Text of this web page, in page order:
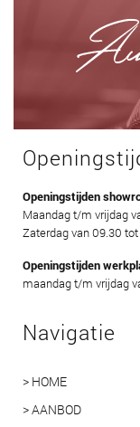
Openingstijden
Maandag t/m vrijdag
Zaterdag van 09.30
Openingstijden
maandag t/m vrijdag
Navigatie
> HOME
> AANBOD